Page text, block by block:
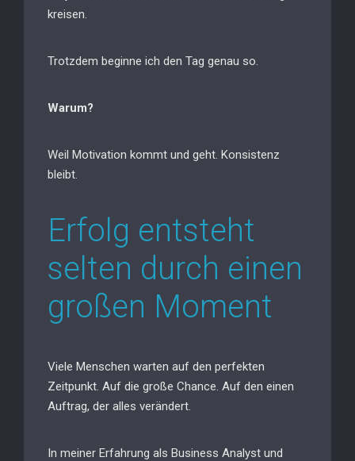
kreisen.
Trotzdem beginne ich den Tag genau so.
Warum?
Weil Motivation kommt und geht. Konsistenz
bleibt.
Erfolg entsteht
selten durch einen
großen Moment
Viele Menschen warten auf den perfekten
Zeitpunkt. Auf die große Chance. Auf den einen
Auftrag, der alles verändert.
In meiner Erfahrung als Business Analyst und